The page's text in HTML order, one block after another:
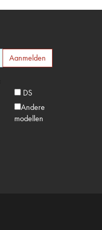
DS
Andere
modellen